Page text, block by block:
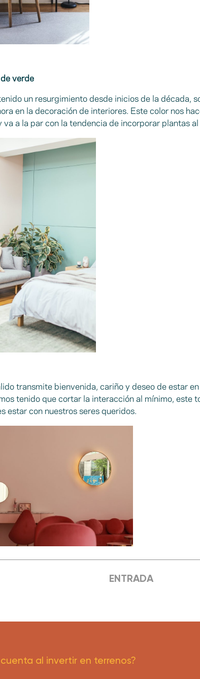
de verde
un resurgimiento desde inicios de la década,
en la decoración de interiores. Este color nos
va a la par con la tendencia de incorporar plantas al
transmite bienvenida, cariño y deseo de estar
tenido que cortar la interacción al mínimo, este
estar con nuestros seres queridos.
ENTRADA
al invertir en terrenos?